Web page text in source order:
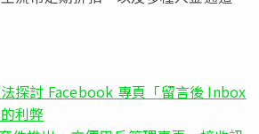
探討 Facebook 專頁「留言後 Inbox
利弊